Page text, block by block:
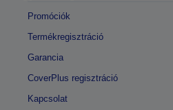
Promóciók
Termékregisztráció
Garancia
CoverPlus regisztráció
Kapcsolat